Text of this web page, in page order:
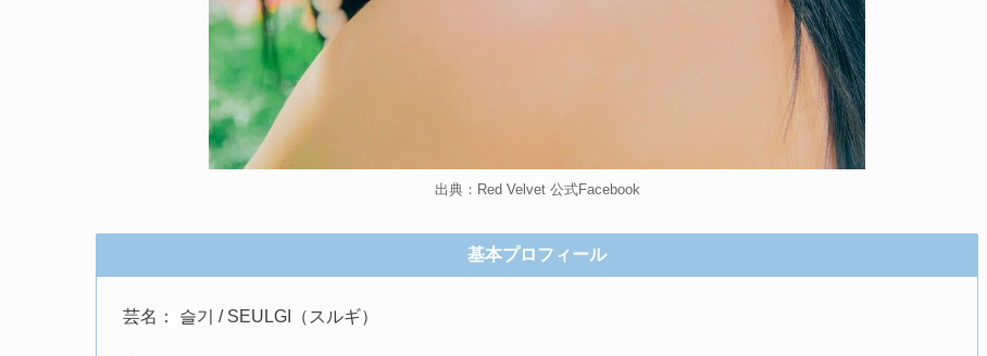
出典：Red Velvet 公式Facebook
基本プロフィール
芸名： 슬기 / SEULGI（スルギ）